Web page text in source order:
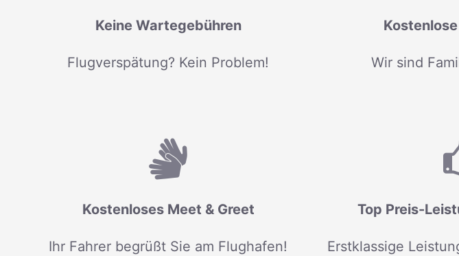
Keine Wartegebühren
Flugverspätung? Kein Problem! Wir sind
Kostenloses Meet & Greet
Ihr Fahrer begrüßt Sie am Flughafen!
Top Preis-
Erstklassige